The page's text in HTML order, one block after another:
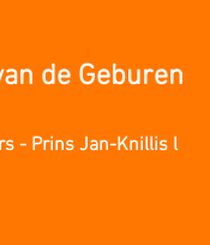
de Geburen
- Prins Jan-Knillis l